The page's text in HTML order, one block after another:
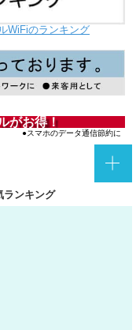
WiFiのランキング
がお得！
スマホのデータ通信節約に
ランキング